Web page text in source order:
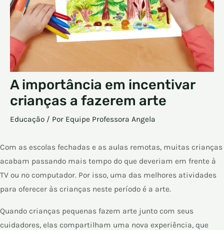
A importância em incentivar
crianças a fazerem arte
Educação / Por Equipe Professora Angela
Com as escolas fechadas e as aulas remotas, muitas crianças
acabam passando mais tempo do que deveriam em frente à
TV ou no computador. Por isso, uma das melhores atividades
para oferecer às crianças neste período é a arte.
Quando crianças pequenas fazem arte junto com seus
cuidadores, elas compartilham uma nova experiência, que